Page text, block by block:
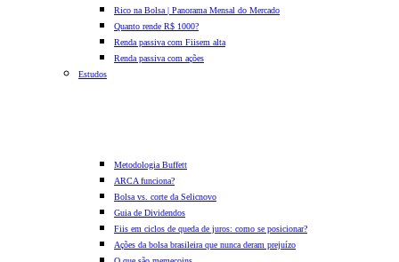
Rico na Bolsa | Panorama Mensal do Mercado
Quanto rende R$ 1000?
Renda passiva com Fiisem alta
Renda passiva com ações
Estudos
Metodologia Buffett
ARCA funciona?
Bolsa vs. corte da Selicnovo
Guia de Dividendos
Fiis em ciclos de queda de juros: como se posicionar?
Ações da bolsa brasileira que nunca deram prejuízo